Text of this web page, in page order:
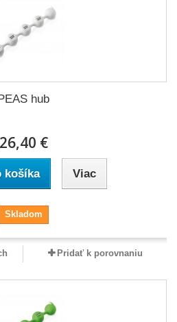
hub
26,40 €
košíka Viac
Skladom
Pridať k porovnaniu